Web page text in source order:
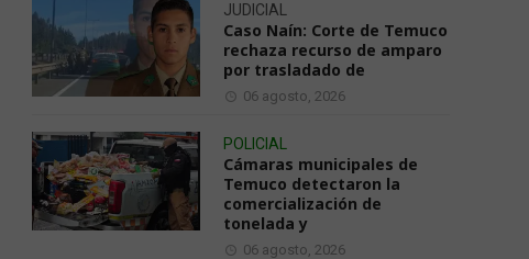
JUDICIAL
Caso Naín: Corte de Temuco
rechaza recurso de amparo
por trasladado de
06 agosto, 2026
POLICIAL
Cámaras municipales de
Temuco detectaron la
comercialización de
tonelada y
06 agosto, 2026